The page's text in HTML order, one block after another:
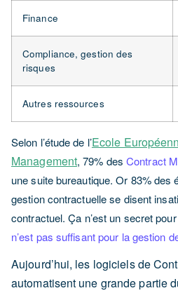
Finance
Compliance,gestion des
risques
Autres ressources
Selon l’étude de l’Ecole
Management, 79% des Contract
une suite bureautique.Or 83% des
gestion contractuelle se disent
contractuel. Ça n’est un secret
n’est pas suffisant pour la gestion
Aujourd’hui, les logiciels de
automatisent une grande partie